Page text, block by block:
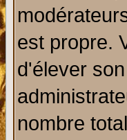
est propre.
d'élever
nombre